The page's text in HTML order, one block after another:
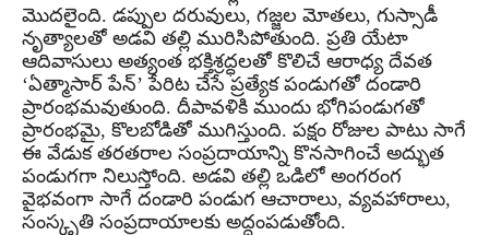
మొదలైంది. డప్పుల దరువులు, గజ్జల మోతలు, గుస్సాడీ
నృత్యాలతో అడవి తల్లి మురిసిపోతుంది. ప్రతి యేటా
ఆదివాసులు అత్యంత భక్తిశ్రద్ధలతో కొలిచే ఆరాధ్య దేవత
‘ఏత్మాసార్ పేన్’ పేరిట చేసే ప్రత్యేక పండుగతో దండారి
ప్రారంభమవుతుంది. దీపావళికి ముందు భోగిపండుగతో
ప్రారంభమై, కొలబోడితో ముగిస్తుంది. పక్షం రోజుల పాటు సాగే
ఈ వేడుక తరతరాల సంప్రదాయాన్ని కొనసాగించే అద్భుత
పండుగగా నిలుస్తోంది. అడవి తల్లి ఒడిలో అంగరంగ
వైభవంగా సాగే దండారి పండుగ ఆచారాలు, వ్యవహారాలు,
సంస్కృతి సంప్రదాయాలకు అద్దంపడుతోంది.